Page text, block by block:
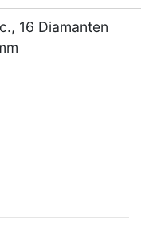
16 Diamanten